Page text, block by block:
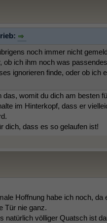
noch immer nicht
ob ich ihm noch was
ignorieren finde, oder ob ich
das, womit du dich am besten
im Hinterkopf, dass er
dich, dass es so gelaufen ist!
Hoffnung habe ich noch, da
Tür nie ganz.
natürlich völliger Quatsch ist